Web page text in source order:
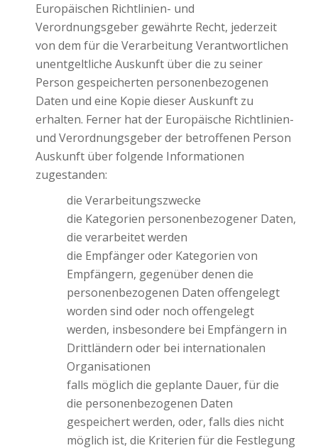
Europäischen Richtlinien- und
Verordnungsgeber gewährte Recht, jederzeit
von dem für die Verarbeitung Verantwortlichen
unentgeltliche Auskunft über die zu seiner
Person gespeicherten personenbezogenen
Daten und eine Kopie dieser Auskunft zu
erhalten. Ferner hat der Europäische Richtlinien-
und Verordnungsgeber der betroffenen Person
Auskunft über folgende Informationen
zugestanden:
die Verarbeitungszwecke
die Kategorien personenbezogener Daten,
die verarbeitet werden
die Empfänger oder Kategorien von
Empfängern, gegenüber denen die
personenbezogenen Daten offengelegt
worden sind oder noch offengelegt
werden, insbesondere bei Empfängern in
Drittländern oder bei internationalen
Organisationen
falls möglich die geplante Dauer, für die
die personenbezogenen Daten
gespeichert werden, oder, falls dies nicht
möglich ist, die Kriterien für die Festlegung